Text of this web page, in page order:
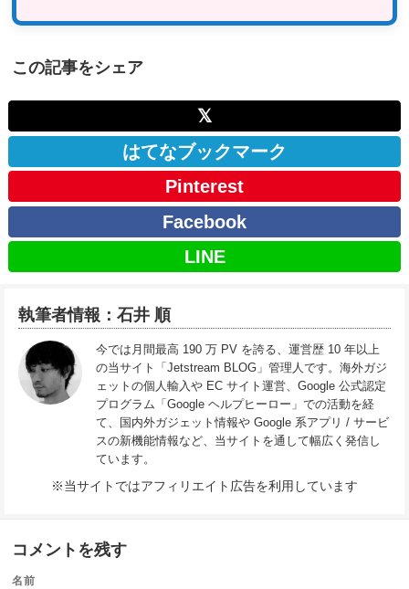
この記事をシェア
𝕏
はてなブックマーク
Pinterest
Facebook
LINE
執筆者情報：石井 順
今では月間最高 190 万 PV を誇る、運営歴 10 年以上
の当サイト「Jetstream BLOG」管理人です。海外ガジ
ェットの個人輸入や EC サイト運営、Google 公式認定
プログラム「Google ヘルプヒーロー」での活動を経
て、国内外ガジェット情報や Google 系アプリ / サービ
スの新機能情報など、当サイトを通して幅広く発信し
ています。
※当サイトではアフィリエイト広告を利用しています
コメントを残す
名前